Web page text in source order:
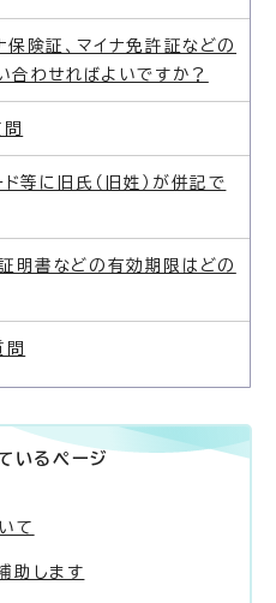
保険証、マイナ免許証などの
合わせればよいですか？
等に旧氏（旧姓）が併記で
明書などの有効期限はどの
問
いるページ
て
助します